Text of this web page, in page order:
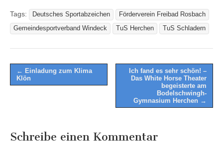
Tags: Deutsches Sportabzeichen
Förderverein Freibad Rosbach
Gemeindesportverband Windeck
TuS Herchen TuS Schladern
Post
navigation
← Einladung zum Klima
Klön
Ich fand es sehr schön! –
Das White Horse Theater
begeisterte am
Bodelschwingh-
Gymnasium Herchen →
Schreibe einen Kommentar